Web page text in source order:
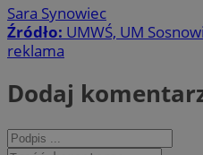
Sara Synowiec
Źródło: UMWŚ, UM
reklama
Dodaj